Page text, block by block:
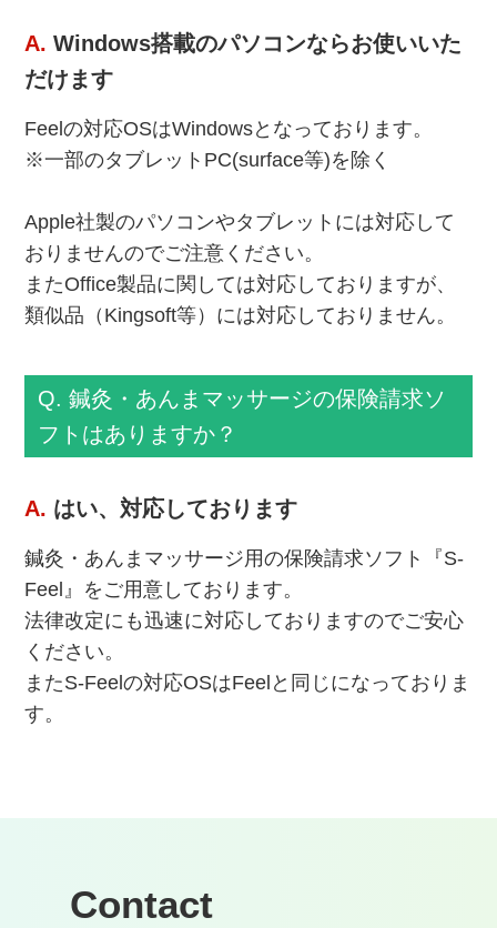
A. Windows搭載のパソコンならお使いいた
だけます
Feelの対応OSはWindowsとなっております。
※一部のタブレットPC(surface等)を除く
Apple社製のパソコンやタブレットには対応して
おりませんのでご注意ください。
またOffice製品に関しては対応しておりますが、
類似品（Kingsoft等）には対応しておりません。
Q. 鍼灸・あんまマッサージの保険請求ソ
フトはありますか？
A. はい、対応しております
鍼灸・あんまマッサージ用の保険請求ソフト『S-
Feel』をご用意しております。
法律改定にも迅速に対応しておりますのでご安心
ください。
またS-Feelの対応OSはFeelと同じになっておりま
す。
Contact